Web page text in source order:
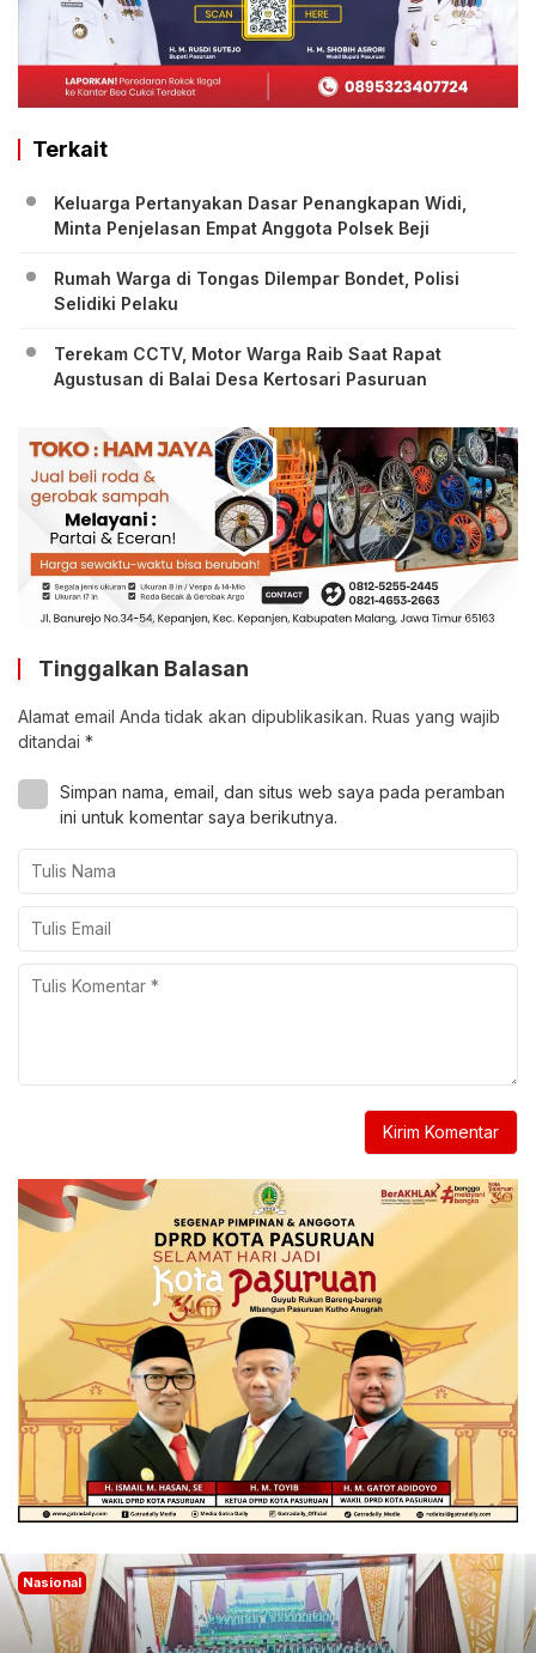
Terkait
Keluarga Pertanyakan Dasar Penangkapan Widi,
Minta Penjelasan Empat Anggota Polsek Beji
Rumah Warga di Tongas Dilempar Bondet, Polisi
Selidiki Pelaku
Terekam CCTV, Motor Warga Raib Saat Rapat
Agustusan di Balai Desa Kertosari Pasuruan
Tinggalkan Balasan
Alamat email Anda tidak akan dipublikasikan. Ruas yang wajib
ditandai *
Simpan nama, email, dan situs web saya pada peramban
ini untuk komentar saya berikutnya.
Nasional